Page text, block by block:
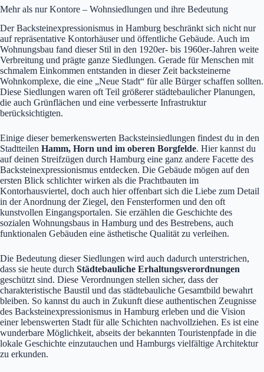
Mehr als nur Kontore – Wohnsiedlungen und ihre Bedeutung
Der Backsteinexpressionismus in Hamburg beschränkt sich nicht nur
auf repräsentative Kontorhäuser und öffentliche Gebäude. Auch im
Wohnungsbau fand dieser Stil in den 1920er- bis 1960er-Jahren weite
Verbreitung und prägte ganze Siedlungen. Gerade für Menschen mit
schmalem Einkommen entstanden in dieser Zeit backsteinerne
Wohnkomplexe, die eine „Neue Stadt“ für alle Bürger schaffen sollten.
Diese Siedlungen waren oft Teil größerer städtebaulicher Planungen,
die auch Grünflächen und eine verbesserte Infrastruktur
berücksichtigten.
Einige dieser bemerkenswerten Backsteinsiedlungen findest du in den
Stadtteilen Hamm, Horn und im oberen Borgfelde. Hier kannst du
auf deinen Streifzügen durch Hamburg eine ganz andere Facette des
Backsteinexpressionismus entdecken. Die Gebäude mögen auf den
ersten Blick schlichter wirken als die Prachtbauten im
Kontorhausviertel, doch auch hier offenbart sich die Liebe zum Detail
in der Anordnung der Ziegel, den Fensterformen und den oft
kunstvollen Eingangsportalen. Sie erzählen die Geschichte des
sozialen Wohnungsbaus in Hamburg und des Bestrebens, auch
funktionalen Gebäuden eine ästhetische Qualität zu verleihen.
Die Bedeutung dieser Siedlungen wird auch dadurch unterstrichen,
dass sie heute durch Städtebauliche Erhaltungsverordnungen
geschützt sind. Diese Verordnungen stellen sicher, dass der
charakteristische Baustil und das städtebauliche Gesamtbild bewahrt
bleiben. So kannst du auch in Zukunft diese authentischen Zeugnisse
des Backsteinexpressionismus in Hamburg erleben und die Vision
einer lebenswerten Stadt für alle Schichten nachvollziehen. Es ist eine
wunderbare Möglichkeit, abseits der bekannten Touristenpfade in die
lokale Geschichte einzutauchen und Hamburgs vielfältige Architektur
zu erkunden.